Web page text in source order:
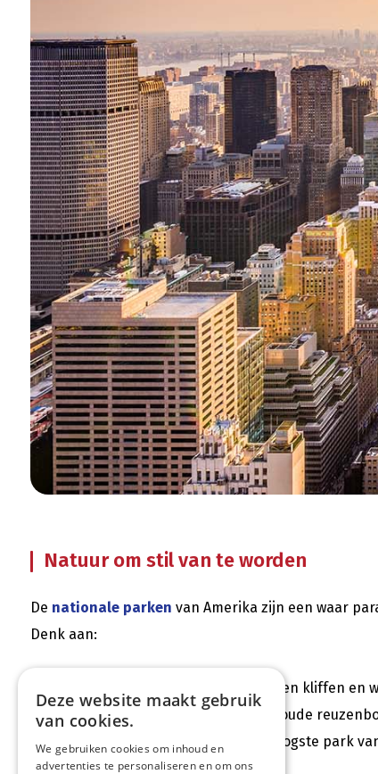
Natuur om stil van te worden
De nationale parken van Amerika zijn een waar
Denk aan:
– granieten kliffen en
Sequoia National Park
– eeuwenoude
Death Valley
– het heetste en droogste park
Deze website maakt gebruik
van cookies.
We gebruiken cookies om inhoud en
advertenties te personaliseren en om ons